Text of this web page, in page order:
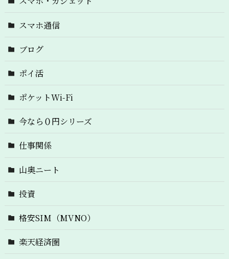
スマホ通信
ブログ
ポイ活
ポケットWi-Fi
今なら０円シリーズ
仕事関係
山奥ニート
投資
格安SIM（MVNO）
楽天経済圏